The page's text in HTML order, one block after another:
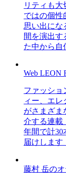
リティも
ではの個性
思い出にな
間を演出す
た中から自
Web LEON
ファッショ
ィー、エレ
がさまざま
介する連載
年間で計30
届けします
藤村 岳の